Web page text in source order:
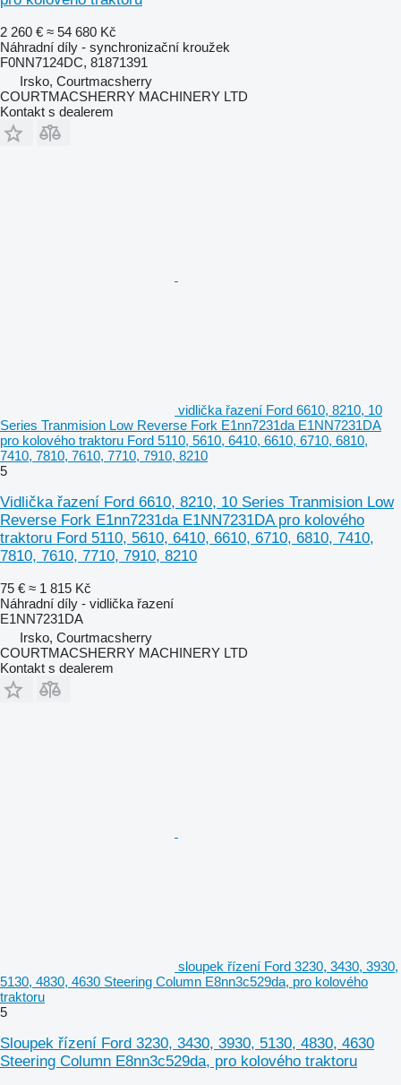
2 260 € ≈ 54 680 Kč
Náhradní díly - synchronizační kroužek
F0NN7124DC, 81871391
Irsko, Courtmacsherry
COURTMACSHERRY MACHINERY LTD
Kontakt s dealerem
vidlička řazení Ford 6610, 8210, 10
Series Tranmision Low Reverse Fork E1nn7231da E1NN7231DA
pro kolového traktoru Ford 5110, 5610, 6410, 6610, 6710, 6810,
7410, 7810, 7610, 7710, 7910, 8210
5
Vidlička řazení Ford 6610, 8210, 10 Series Tranmision Low
Reverse Fork E1nn7231da E1NN7231DA pro kolového
traktoru Ford 5110, 5610, 6410, 6610, 6710, 6810, 7410,
7810, 7610, 7710, 7910, 8210
75 € ≈ 1 815 Kč
Náhradní díly - vidlička řazení
E1NN7231DA
Irsko, Courtmacsherry
COURTMACSHERRY MACHINERY LTD
Kontakt s dealerem
sloupek řízení Ford 3230, 3430, 3930,
5130, 4830, 4630 Steering Column E8nn3c529da, pro kolového
traktoru
5
Sloupek řízení Ford 3230, 3430, 3930, 5130, 4830, 4630
Steering Column E8nn3c529da, pro kolového traktoru